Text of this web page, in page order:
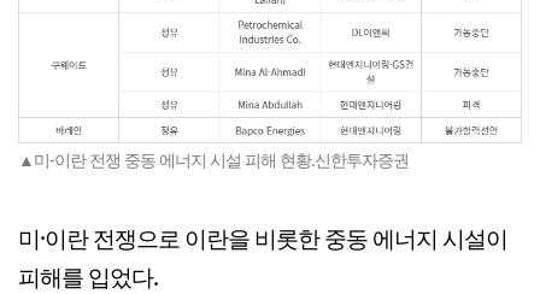
▲미-이란 전쟁 중동 에너지 시설 피해 현황.신한투자증권
미·이란 전쟁으로 이란을 비롯한 중동 에너지 시설이
피해를 입었다.